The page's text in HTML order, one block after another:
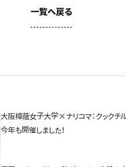
一覧へ戻る
大阪樟蔭女子大学×ナリコマ：クックチ
今年も開催しました！